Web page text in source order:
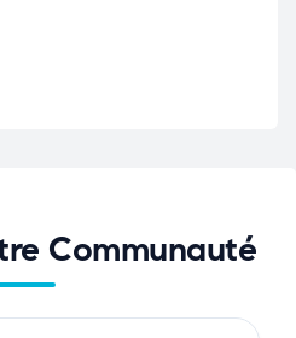
Communauté